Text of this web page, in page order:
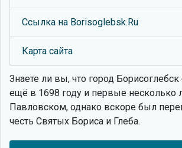
Ссылка на Borisoglebsk.Ru
Карта сайта
Знаете ли вы, что город
ещё в 1698 году и первые несколько
Павловском, однако вскоре был
честь Святых Бориса и Глеба.